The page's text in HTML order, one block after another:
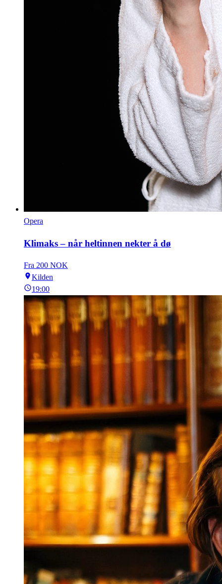
Opera
Klimaks – når heltinnen nekter å dø
Fra 200 NOK
Kilden
19:00